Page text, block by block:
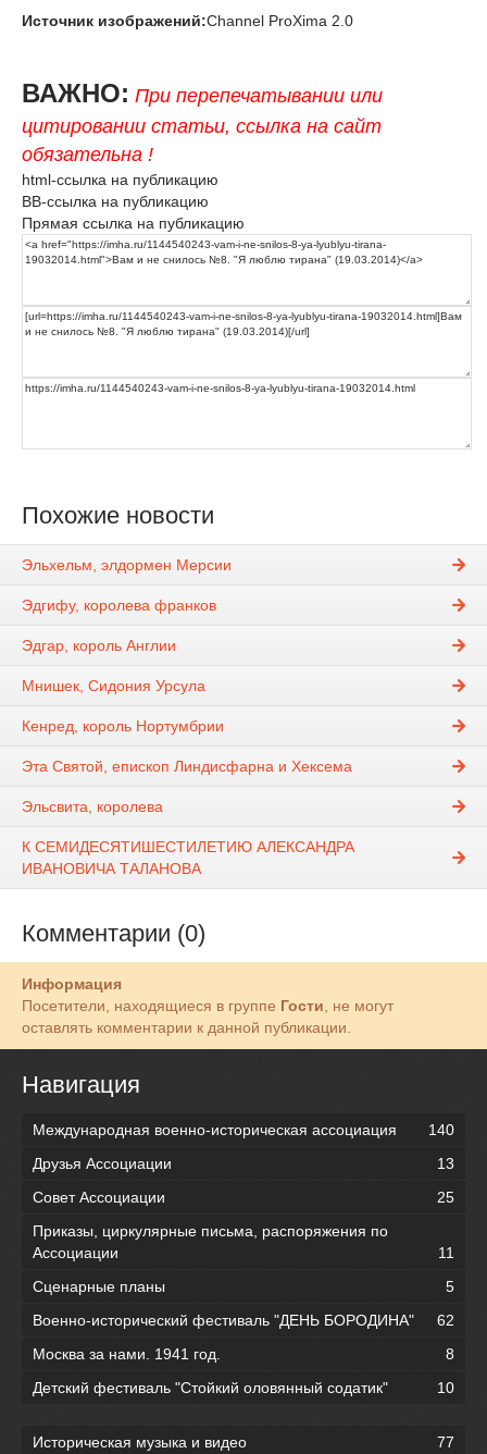
Источник изображений:Channel ProXima 2.0
ВАЖНО: При перепечатывании или
цитировании статьи, ссылка на сайт
обязательна !
html-ссылка на публикацию
BB-ссылка на публикацию
Прямая ссылка на публикацию
Похожие новости
Эльхельм, элдормен Мерсии
Эдгифу, королева франков
Эдгар, король Англии
Мнишек, Сидония Урсула
Кенред, король Нортумбрии
Эта Святой, епископ Линдисфарна и Хексема
Эльсвита, королева
К СЕМИДЕСЯТИШЕСТИЛЕТИЮ АЛЕКСАНДРА
ИВАНОВИЧА ТАЛАНОВА
Комментарии (0)
Информация
Посетители, находящиеся в группе Гости , не могут
оставлять комментарии к данной публикации.
Навигация
Международная военно-историческая ассоциация
140
Друзья Ассоциации
13
Совет Ассоциации
25
Приказы, циркулярные письма, распоряжения по
Ассоциации
11
Сценарные планы
5
Военно-исторический фестиваль "ДЕНЬ БОРОДИНА"
62
Москва за нами. 1941 год.
8
Детский фестиваль "Стойкий оловянный содатик"
10
Историческая музыка и видео 77